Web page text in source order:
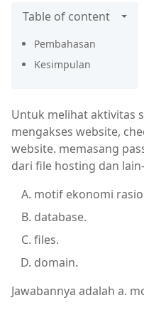
Table of content
Pembahasan
Kesimpulan
Untuk melihat aktivitas
mengakses website,
website. memasang
dari file hosting dan
motif ekonomi
database.
files.
domain.
Jawabannya adalah a.